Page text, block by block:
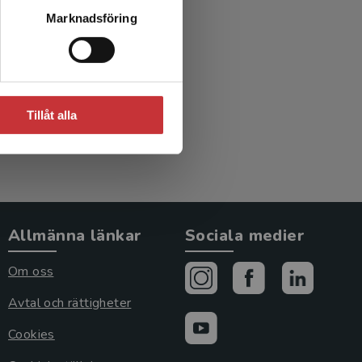
Marknadsföring
Tillåt alla
Allmänna länkar
Om oss
Avtal och rättigheter
Cookies
Sociala medier